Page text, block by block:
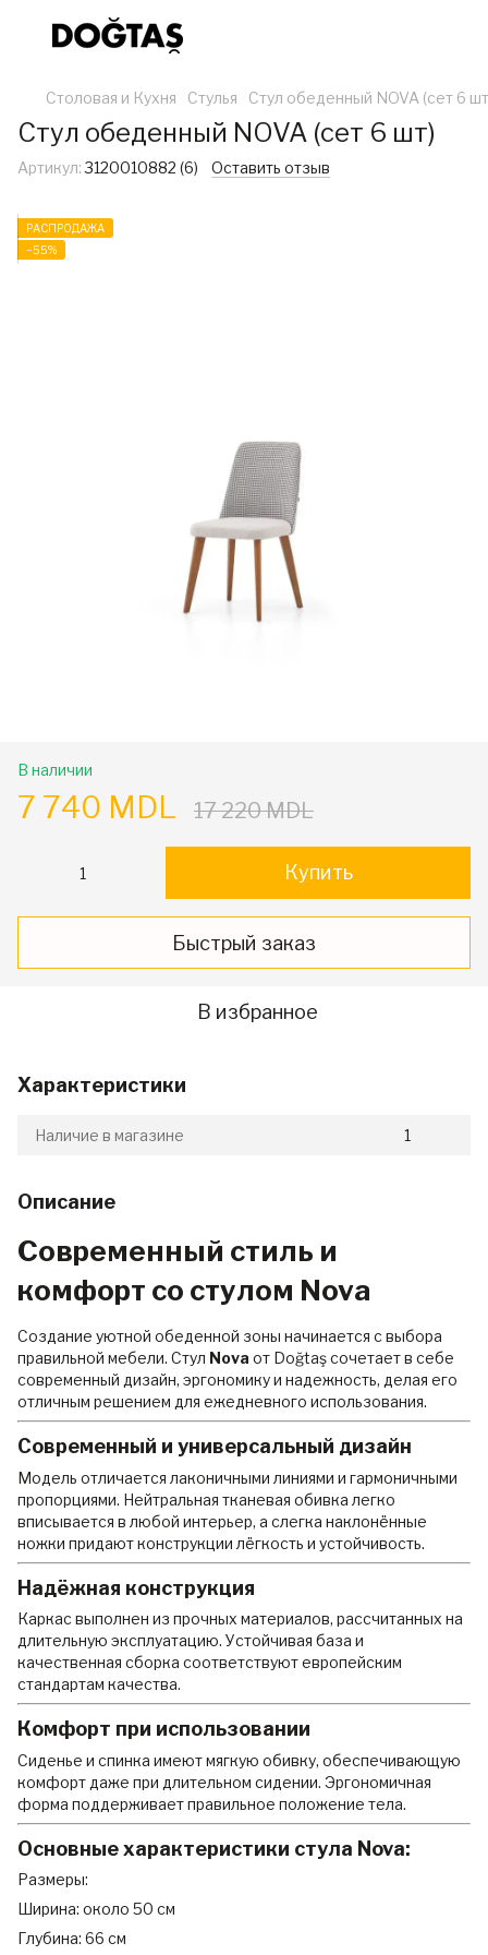
Столовая и Кухня Стулья Стул обеденный NOVA (сет 6
Стул обеденный NOVA (сет 6 шт)
Артикул:3120010882 (6) Оставить отзыв
РАСПРОДАЖА
−55%
В наличии
7 740 MDL 17 220 MDL
Купить
Быстрый заказ
В избранное
Характеристики
Наличие в магазине 1
Описание
Современный стиль и
комфорт со стулом Nova
Создание уютной обеденной зоны начинается с выбора
правильной мебели. Стул Nova от Doğtaş сочетает в себе
современный дизайн, эргономику и надежность, делая его
отличным решением для ежедневного использования.
Современный и универсальный дизайн
Модель отличается лаконичными линиями и гармоничными
пропорциями. Нейтральная тканевая обивка легко
вписывается в любой интерьер, а слегка наклонённые
ножки придают конструкции лёгкость и устойчивость.
Надёжная конструкция
Каркас выполнен из прочных материалов, рассчитанных на
длительную эксплуатацию. Устойчивая база и
качественная сборка соответствуют европейским
стандартам качества.
Комфорт при использовании
Сиденье и спинка имеют мягкую обивку, обеспечивающую
комфорт даже при длительном сидении. Эргономичная
форма поддерживает правильное положение тела.
Основные характеристики стула Nova:
Размеры:
Ширина: около 50 см
Глубина: 66 см